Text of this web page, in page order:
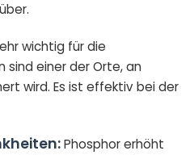
wichtig für die
sind einer der Orte, an
wird. Es ist effektiv bei der
Phosphor erhöht